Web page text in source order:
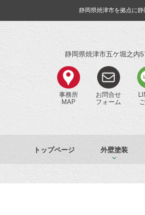
静岡県焼津市を拠点に
静岡県焼津市五ケ堀之内
事務所
MAP
お問合せ
フォーム
トップページ 外壁塗装